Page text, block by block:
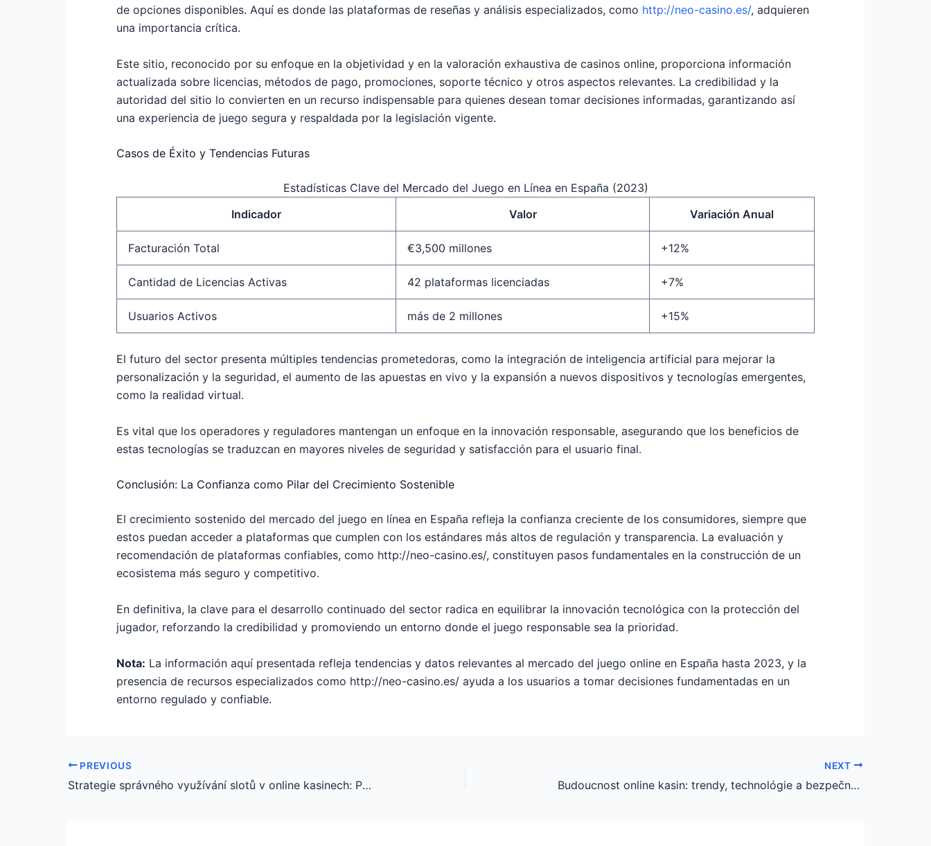
de opciones disponibles. Aquí es donde las plataformas de reseñas y análisis especializados, como http://neo-casino.es/, adquieren
una importancia crítica.
Este sitio, reconocido por su enfoque en la objetividad y en la valoración exhaustiva de casinos online, proporciona información
actualizada sobre licencias, métodos de pago, promociones, soporte técnico y otros aspectos relevantes. La credibilidad y la
autoridad del sitio lo convierten en un recurso indispensable para quienes desean tomar decisiones informadas, garantizando así
una experiencia de juego segura y respaldada por la legislación vigente.
Casos de Éxito y Tendencias Futuras
Estadísticas Clave del Mercado del Juego en Línea en España (2023)
Indicador
Valor Variación Anual
Facturación Total €3,500 millones +12%
Cantidad de Licencias Activas 42 plataformas licenciadas +7%
Usuarios Activos más de 2 millones +15%
El futuro del sector presenta múltiples tendencias prometedoras, como la integración de inteligencia artificial para mejorar la
personalización y la seguridad, el aumento de las apuestas en vivo y la expansión a nuevos dispositivos y tecnologías emergentes,
como la realidad virtual.
Es vital que los operadores y reguladores mantengan un enfoque en la innovación responsable, asegurando que los beneficios de
estas tecnologías se traduzcan en mayores niveles de seguridad y satisfacción para el usuario final.
Conclusión: La Confianza como Pilar del Crecimiento Sostenible
El crecimiento sostenido del mercado del juego en línea en España refleja la confianza creciente de los consumidores, siempre que
estos puedan acceder a plataformas que cumplen con los estándares más altos de regulación y transparencia. La evaluación y
recomendación de plataformas confiables, como http://neo-casino.es/, constituyen pasos fundamentales en la construcción de un
ecosistema más seguro y competitivo.
En definitiva, la clave para el desarrollo continuado del sector radica en equilibrar la innovación tecnológica con la protección del
jugador, reforzando la credibilidad y promoviendo un entorno donde el juego responsable sea la prioridad.
Nota: La información aquí presentada refleja tendencias y datos relevantes al mercado del juego online en España hasta 2023, y la
presencia de recursos especializados como http://neo-casino.es/ ayuda a los usuarios a tomar decisiones fundamentadas en un
entorno regulado y confiable.
PREVIOUS
Strategie správného využívání slotů v online kasinech: Přehled a analytika
NEXT
Budoucnost online kasin: trendy, technológie a bezpečnostní výzvy